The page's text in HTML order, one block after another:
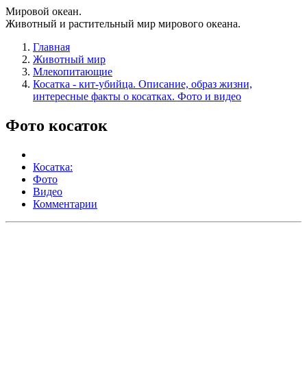
Мировой океан.
Животный и растительный мир мирового океана.
Главная
Животный мир
Млекопитающие
Косатка - кит-убийца. Описание, образ жизни,
интересные факты о косатках. Фото и видео
Фото косаток
Косатка:
Фото
Видео
Комментарии